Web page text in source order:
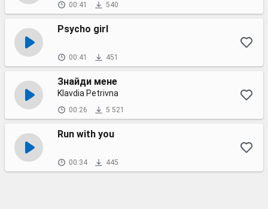
00:41 540
Psycho girl
00:41 451
Знайди мене
Klavdia Petrivna
00:26 5 521
Run with you
00:34 445